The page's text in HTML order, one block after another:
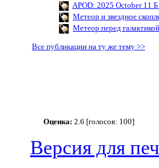
APOD: 2025 October 11
Метеор и звездное
Метеор перед галактикой
Все публикации на ту же тему >>
Оценка: 2.6 [голосов: 100]
Версия для